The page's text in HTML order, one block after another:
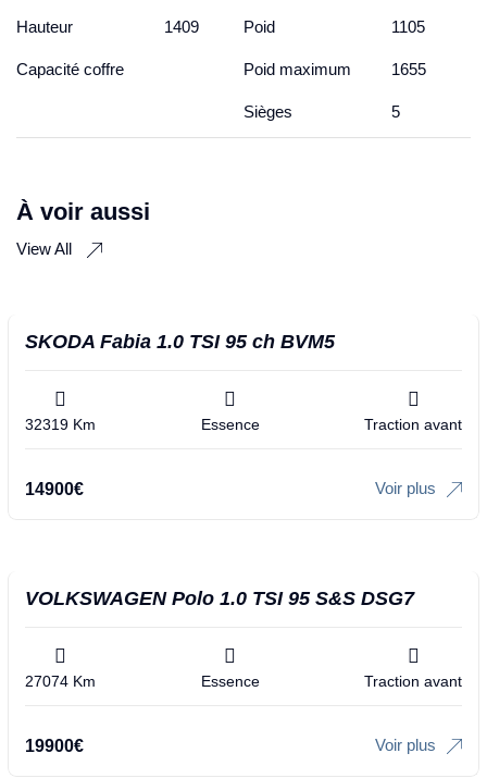
Hauteur 1409
Capacité coffre
Poid 1105
Poid maximum 1655
Sièges 5
À voir aussi
View All
SKODA Fabia 1.0 TSI 95 ch BVM5
32319 Km Essence Traction avant
14900€ Voir plus
VOLKSWAGEN Polo 1.0 TSI 95 S&S DSG7
27074 Km Essence Traction avant
19900€ Voir plus